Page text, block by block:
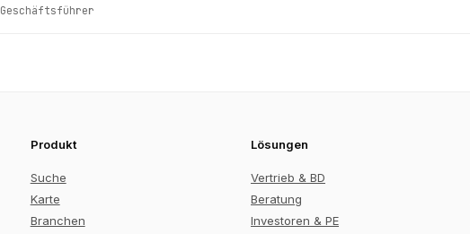
Geschäftsführer
Produkt
Suche
Karte
Branchen
Lösungen
Vertrieb & BD
Beratung
Investoren & PE